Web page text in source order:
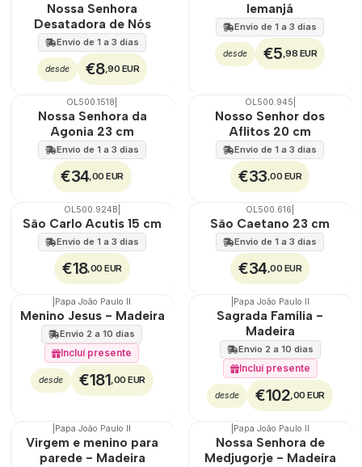
Nossa Senhora
Desatadora de Nós
Envio de 1 a 3 dias
desde €8,90 EUR
Iemanjá
Envio de 1 a 3 dias
desde €5,98 EUR
🇵🇹
OL500.1518
Nossa Senhora da
Agonia 23 cm
Envio de 1 a 3 dias
€34,00 EUR
🇵🇹
OL500.945
Nosso Senhor dos
Aflitos 20 cm
Envio de 1 a 3 dias
€33,00 EUR
🇵🇹
OL500.924B
São Carlo Acutis 15 cm
Envio de 1 a 3 dias
€18,00 EUR
🇵🇹
OL500.616
São Caetano 23 cm
Envio de 1 a 3 dias
€34,00 EUR
Papa João Paulo II
Menino Jesus - Madeira
Envio 2 a 10 dias
Incluí presente
desde €181,00 EUR
Papa João Paulo II
Sagrada Família -
Madeira
Envio 2 a 10 dias
Incluí presente
desde €102,00 EUR
Papa João Paulo II
Virgem e menino para
parede - Madeira
Papa João Paulo II
Nossa Senhora de
Medjugorje - Madeira